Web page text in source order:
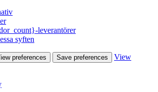
leverantörer
syften
preferences Save preferences
View